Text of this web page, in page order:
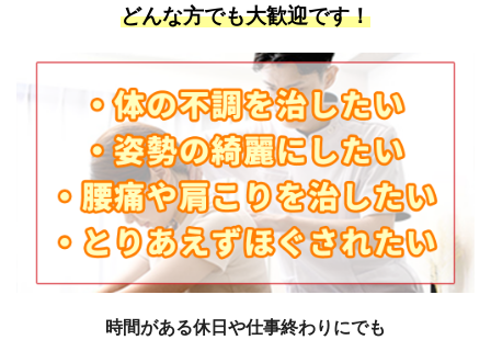
どんな方でも大歓迎です！
時間がある休日や仕事終わりにでも